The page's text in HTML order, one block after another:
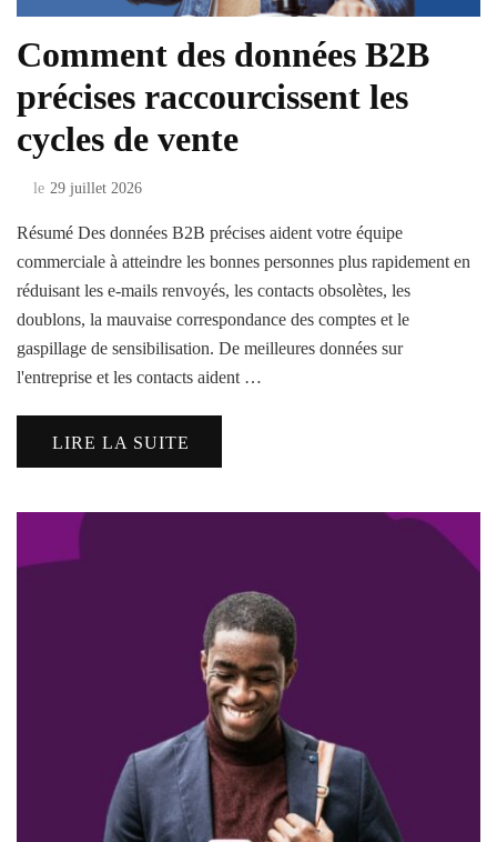
Comment des données B2B
précises raccourcissent les
cycles de vente
le 29 juillet 2026
Résumé Des données B2B précises aident votre équipe
commerciale à atteindre les bonnes personnes plus rapidement en
réduisant les e-mails renvoyés, les contacts obsolètes, les
doublons, la mauvaise correspondance des comptes et le
gaspillage de sensibilisation. De meilleures données sur
l'entreprise et les contacts aident …
LIRE LA SUITE